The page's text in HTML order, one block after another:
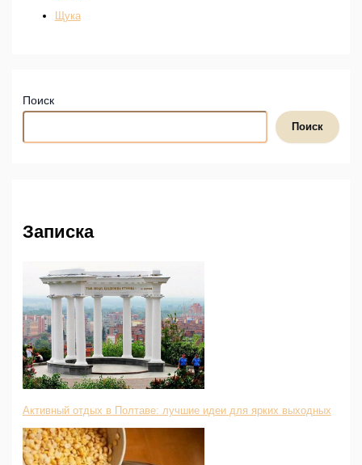
Щука
Поиск
Поиск
Записка
Активный отдых в Полтаве: лучшие идеи для ярких выходных